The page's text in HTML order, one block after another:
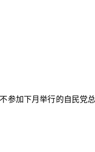
参加下月举行的自民党